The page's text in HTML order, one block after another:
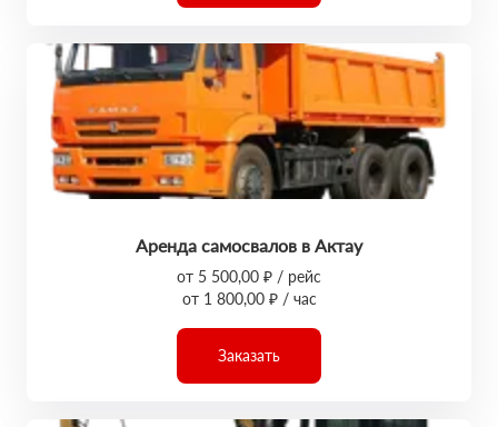
Аренда самосвалов в Актау
от 5 500,00 ₽ / рейс
от 1 800,00 ₽ / час
Заказать